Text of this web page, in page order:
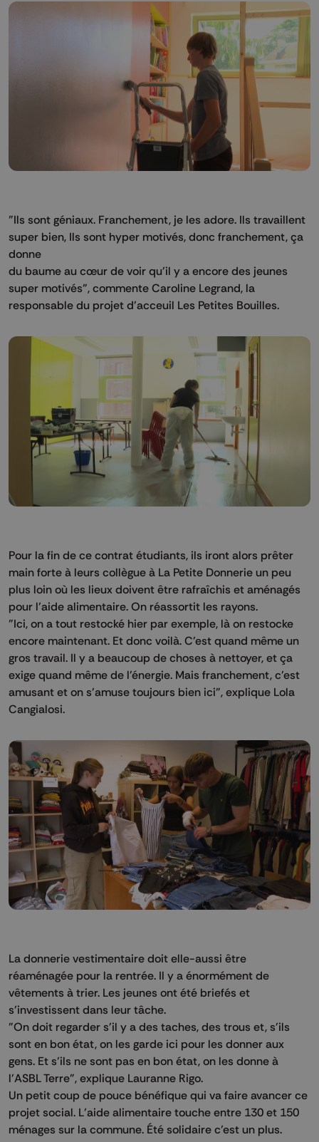
"Ils sont géniaux. Franchement, je les adore. Ils travaillent
super bien, Ils sont hyper motivés, donc franchement, ça
donne
du baume au cœur de voir qu'il y a encore des jeunes
super motivés", commente Caroline Legrand, la
responsable du projet d'acceuil Les Petites Bouilles.
Pour la fin de ce contrat étudiants, ils iront alors prêter
main forte à leurs collègue à La Petite Donnerie un peu
plus loin où les lieux doivent être rafraîchis et aménagés
pour l’aide alimentaire. On réassortit les rayons.
"Ici, on a tout restocké hier par exemple, là on restocke
encore maintenant. Et donc voilà. C'est quand même un
gros travail. Il y a beaucoup de choses à nettoyer, et ça
exige quand même de l'énergie. Mais franchement, c’est
amusant et on s'amuse toujours bien ici", explique Lola
Cangialosi.
La donnerie vestimentaire doit elle-aussi être
réaménagée pour la rentrée. Il y a énormément de
vêtements à trier. Les jeunes ont été briefés et
s’investissent dans leur tâche.
"On doit regarder s'il y a des taches, des trous et, s'ils
sont en bon état, on les garde ici pour les donner aux
gens. Et s’ils ne sont pas en bon état, on les donne à
l’ASBL Terre", explique Lauranne Rigo.
Un petit coup de pouce bénéfique qui va faire avancer ce
projet social. L’aide alimentaire touche entre 130 et 150
ménages sur la commune. Été solidaire c’est un plus.